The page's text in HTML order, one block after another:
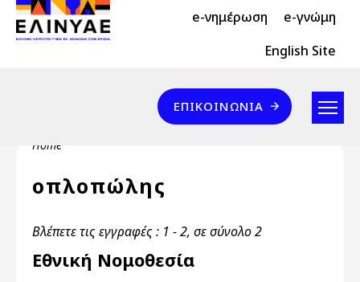
Skip to main content
Header Top 2 e-νημέρωση e-γνώμη
Header Top English Site
Επικοινωνία
ΕΠΙΚΟΙΝΩΝΊΑ
Breadcrumb
Home
οπλοπώλης
Βλέπετε τις εγγραφές : 1 - 2, σε σύνολο 2
Εθνική Νομοθεσία